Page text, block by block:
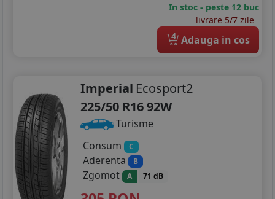
In stoc - peste 12 buc
livrare 5/7 zile
4 Adauga in cos
Imperial Ecosport2
225/50 R16 92W
Turisme
Consum
C
Aderenta B
Zgomot A 71 dB